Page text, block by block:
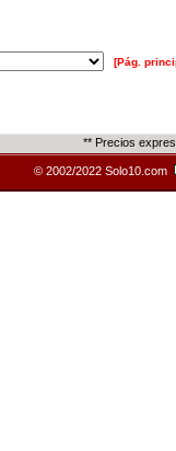
[Pág.
** Precios
© 2002/2022 Solo10.com